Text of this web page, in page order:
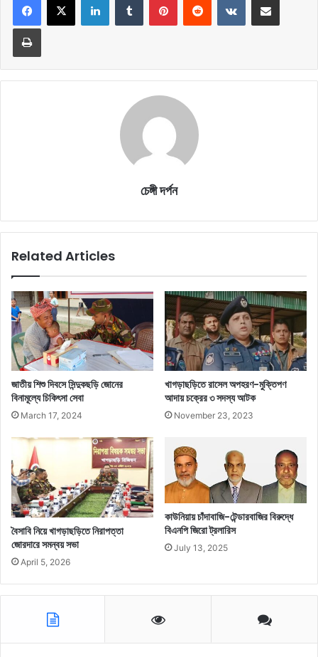
Print
চেঙ্গী দর্পন
Related Articles
জাতীয় শিশু দিবসে সিন্দুকছড়ি জোনের
বিনামূল্যে চিকিৎসা সেবা
March 17, 2024
খাগড়াছড়িতে রাসেল অপহরণ-মুক্তিপণ
আদায় চক্রের ৩ সদস্য আটক
November 23, 2023
বৈসাবি নিয়ে খাগড়াছড়িতে নিরাপত্তা
জোরদারে সমন্বয় সভা
April 5, 2026
কাউনিয়ায় চাঁদাবাজি-টেন্ডারবাজির বিরুদ্ধে
বিএনপি জিরো ট্রলারিস
July 13, 2025